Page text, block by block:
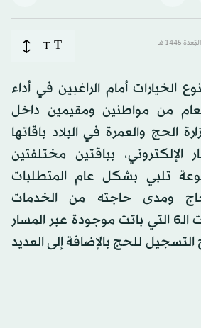
T
T
الخيارات أمام الراغبين في أداء
من مواطنين ومقيمين داخل
الحج والعمرة في البلاد باقاتها
الإلكتروني، بباقتين مختلفتين
تلبي بشكل عام المتطلبات
ومدى حاجته من الخدمات
المعروضة في الباقات الـ6 التي باتت موجودة عبر المسار
التسجيل للحج بالإضافة إلى العديد